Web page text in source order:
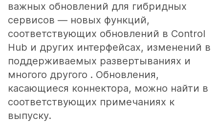
важных обновлений для гибридных
сервисов — новых функций,
соответствующих обновлений в Control
Hub и других интерфейсах, изменений в
поддерживаемых развертываниях и
многого другого . Обновления,
касающиеся коннектора, можно найти в
соответствующих примечаниях к
выпуску.